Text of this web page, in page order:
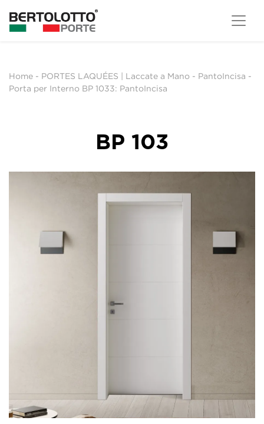
Home - PORTES LAQUÉES | Laccate a Mano - PantoIncisa -
Porta per Interno BP 1033: PantoIncisa
BP 103